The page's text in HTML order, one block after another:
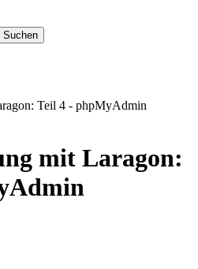
Suchen
Teil 4 - phpMyAdmin
mit Laragon: